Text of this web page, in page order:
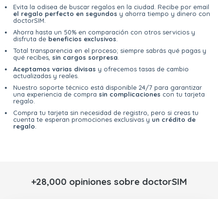
Evita la odisea de buscar regalos en la ciudad. Recibe por email
el regalo perfecto en segundos y ahorra tiempo y dinero con
doctorSIM.
Ahorra hasta un 50% en comparación con otros servicios y
disfruta de beneficios exclusivos
Total transparencia en el proceso; siempre sabrás qué pagas y
qué recibes, sin cargos sorpresa
Aceptamos varias divisas y ofrecemos tasas de cambio
actualizadas y reales.
Nuestro soporte técnico está disponible 24/7 para garantizar
una experiencia de compra sin complicaciones con tu tarjeta
regalo.
Compra tu tarjeta sin necesidad de registro, pero si creas tu
cuenta te esperan promociones exclusivas y un crédito de
regalo
+28,000 opiniones sobre doctorSIM